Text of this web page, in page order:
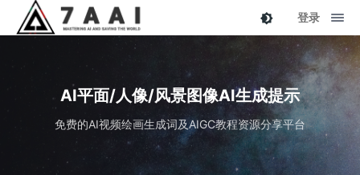
登录
AI平面/人像/风景图像AI生成提示
免费的AI视频绘画生成词及AIGC教程资源分享平台